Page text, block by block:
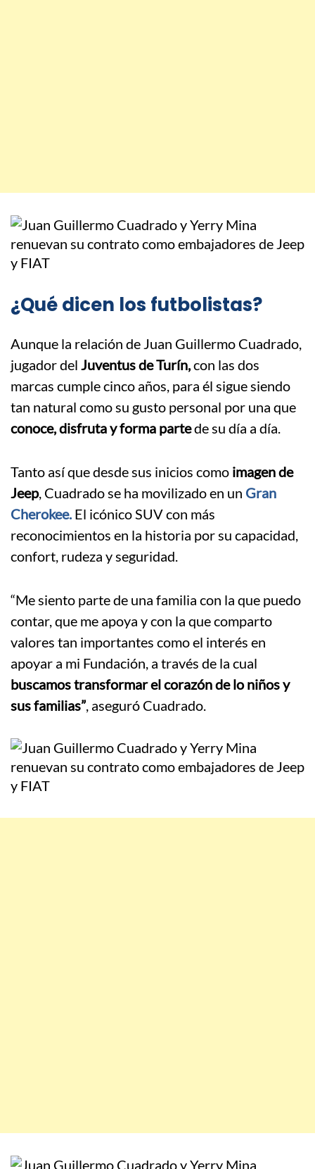
¿Qué dicen los futbolistas?
Aunque la relación de Juan Guillermo Cuadrado,
jugador del Juventus de Turín,con las dos
marcas cumple cinco años, para él sigue siendo
tan natural como su gusto personal por una que
conoce, disfruta y forma partede su día a día.
Tanto así que desde sus inicios como imagen de
Jeep, Cuadrado se ha movilizado en un Gran
Cherokee.El icónico SUV con más
reconocimientos en la historia por su capacidad,
confort, rudeza y seguridad.
“Me siento parte de una familia con la que puedo
contar, que me apoya y con la que comparto
valores tan importantes como el interés en
apoyar a mi Fundación, a través de la cual
buscamos transformar el corazón de lo niños y
sus familias”, aseguró Cuadrado.